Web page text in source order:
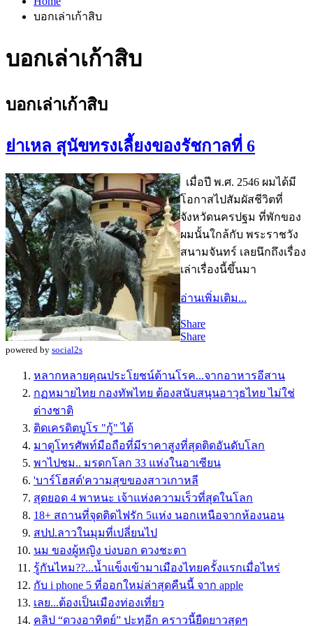
บอกเล่าเก้าสิบ
บอกเล่าเก้าสิบ
บอกเล่าเก้าสิบ
ย่าเหล สุนัขทรงเลี้ยงของรัชกาลที่ 6
เมื่อปี พ.ศ. 2546 ผมได้มี
โอกาสไปสัมผัสชีวิตที่
จังหวัดนครปฐม ที่พักของ
ผมนั้นใกล้กับ พระราชวัง
สนามจันทร์ เลยนึกถึงเรื่อง
เล่าเรื่องนี้ขึ้นมา
อ่านเพิ่มเติม...
Share
Share
powered by social2s
หลากหลายคุณประโยชน์ต้านโรค...จากอาหารอีสาน
กฏหมายไทย กองทัพไทย ต้องสนับสนุนอาวุธไทย ไม่ใช่
ต่างชาติ
ติดเครดิตบูโร "กู้" ได้
มาดูโทรศัพท์มือถือที่มีราคาสูงที่สุดติดอันดับโลก
พาไปชม.. มรดกโลก 33 แห่งในอาเซียน
'บาร์โฮสต์'ความสุขของสาวเกาหลี
สุดยอด 4 พาหนะ เจ้าแห่งความเร็วที่สุดในโลก
18+ สถานที่จุดติดไฟรัก 5แห่ง นอกเหนือจากห้องนอน
สปป.ลาวในมุมที่เปลี่ยนไป
นม ของผู้หญิง บ่งบอก ดวงชะตา
รู้กันไหม??...น้ำแข็งเข้ามาเมืองไทยครั้งแรกเมื่อไหร่
กับ i phone 5 ที่ออกใหม่ล่าสุดคืนนี้ จาก apple
เลย...ต้องเป็นเมืองท่องเที่ยว
คลิป “ดวงอาทิตย์” ปะทุอีก คราวนี้ยืดยาวสุดๆ